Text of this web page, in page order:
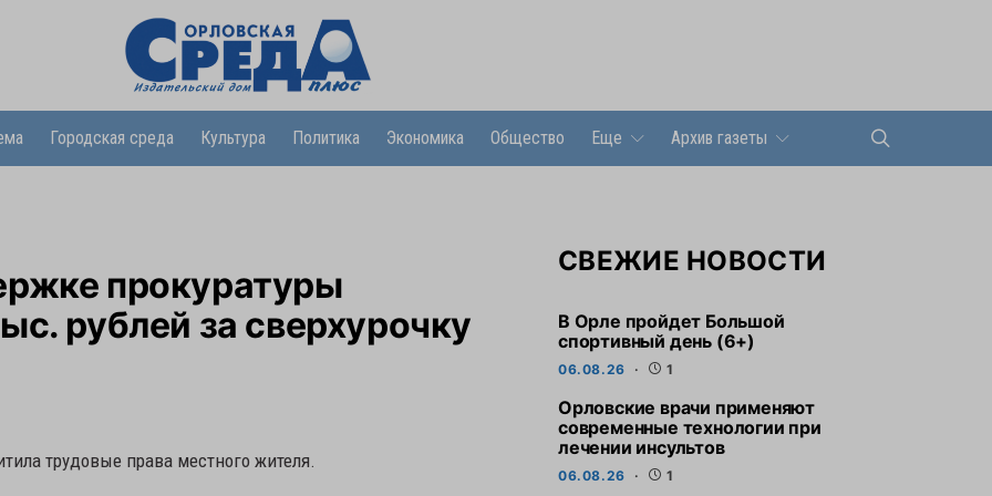
Городская среда Культура Политика Экономика Общество Еще Архив газеты
прокуратуры
рублей за сверхурочку
трудовые права местного жителя.
СВЕЖИЕ НОВОСТИ
В Орле пройдет Большой
спортивный день (6+)
06.08.26 1
Орловские врачи применяют
современные технологии при
лечении инсультов
06.08.26 1